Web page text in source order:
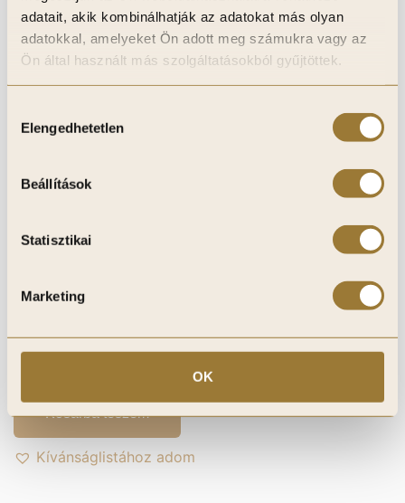
adatait, akik kombinálhatják az adatokat más olyan
adatokkal, amelyeket Ön adott meg számukra vagy az
Ön által használt más szolgáltatásokból gyűjtöttek.
kiválasztása
Elengedhetetlen
Beállítások
Statisztikai
Marketing
OK
PrimeDekor Hibrid Ragasztó és Tömítő,
4 800Ft
Kosárba teszem
Kívánságlistához adom